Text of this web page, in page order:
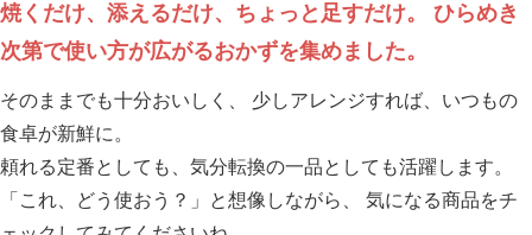
焼くだけ、添えるだけ、ちょっと足すだけ。 ひらめき
次第で使い方が広がるおかずを集めました。
そのままでも十分おいしく、 少しアレンジすれば、いつもの
食卓が新鮮に。
頼れる定番としても、気分転換の一品としても活躍します。
「これ、どう使おう？」と想像しながら、 気になる商品をチ